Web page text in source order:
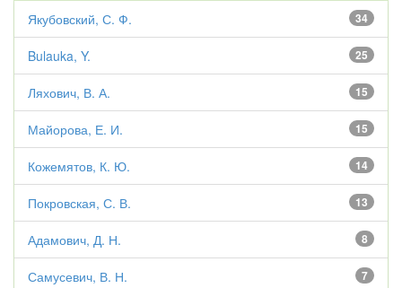
34
Якубовский, С. Ф.
25
Bulauka, Y.
15
Ляхович, В. А.
15
Майорова, Е. И.
14
Кожемятов, К. Ю.
13
Покровская, С. В.
8
Адамович, Д. Н.
7
Самусевич, В. Н.